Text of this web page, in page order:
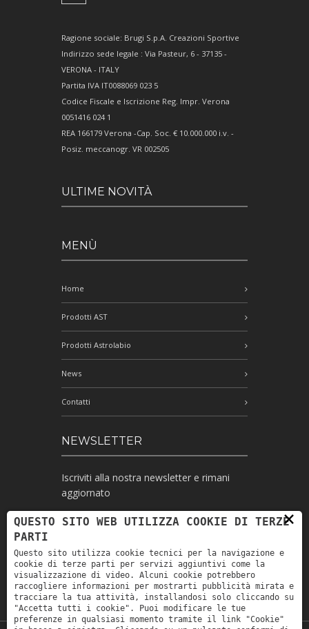
Ragione sociale: Brugi S.p.A. Creazioni Sportive
Indirizzo sede legale : Via Pasteur, 6 - 37135 -
VERONA - ITALY
Partita IVA IT0088069 023 5
Codice Fiscale e Iscrizione Reg. Impr. Verona
0051416 024 1
REA 166179 Verona -Cap. Soc. € 10.000.000 i.v. -
Posiz. meccanogr. VR 002505
ULTIME NOVITÀ
MENÙ
Home
Prodotti AST
Prodotti Astrolabio
News
Contatti
NEWSLETTER
Iscriviti alla nostra newsletter e rimani
aggiornato
Ho letto l'informativa e autorizzo il
trattamento dei miei dati personali per le
finalità ivi indicate *
×
QUESTO SITO WEB UTILIZZA COOKIE DI TERZE
PARTI
Questo sito utilizza cookie tecnici per la navigazione e
cookie di terze parti per servizi aggiuntivi come la
visualizzazione di video. Alcuni cookie potrebbero
raccogliere informazioni per mostrarti pubblicità mirata e
tracciare la tua attività, installandosi solo cliccando su
"Accetta tutti i cookie". Puoi modificare le tue
preferenze in qualsiasi momento tramite il link "Cookie"